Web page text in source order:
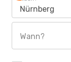
Nürnberg
Wann?